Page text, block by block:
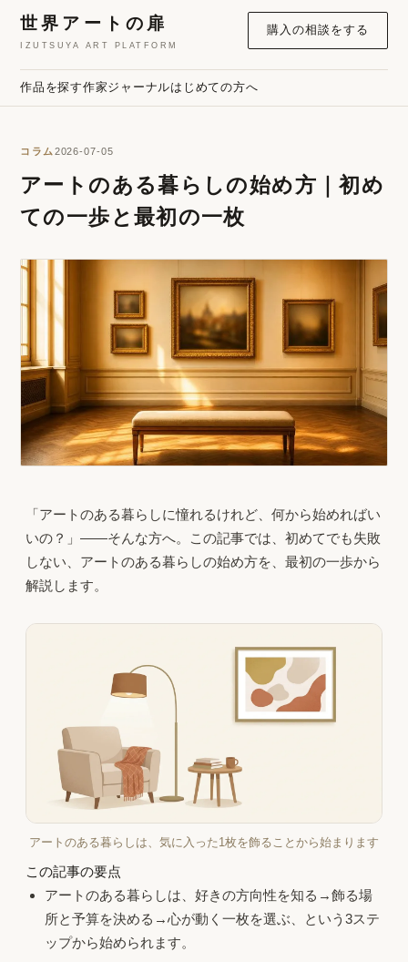
世界アートの扉
IZUTSUYA ART PLATFORM
作品を探す作家ジャーナルはじめての方へ
購入の相談をする
コラム 2026-07-05
アートのある暮らしの始め方｜初め
ての一歩と最初の一枚
「アートのある暮らしに憧れるけれど、何から始めればい
いの？」——そんな方へ。この記事では、初めてでも失敗
しない、アートのある暮らしの始め方を、最初の一歩から
解説します。
アートのある暮らしは、気に入った1枚を飾ることから始まります
この記事の要点
アートのある暮らしは、好きの方向性を知る→飾る場
所と予算を決める→心が動く一枚を選ぶ、という3ステ
ップから始められます。